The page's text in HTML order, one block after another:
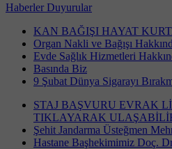
Haberler Duyurular
KAN BAĞIŞI HAYAT
Organ Nakli ve Bağışı
Evde Sağlık Hizmetleri
Basında Biz
9 Şubat Dünya Sigarayı
STAJ BAŞVURU EVRAK
TIKLAYARAK
Şehit Jandarma Üsteğmen
Hastane Başhekimimiz Doç.